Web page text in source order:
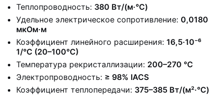
Теплопроводность: 380 Вт/(м·°C)
Удельное электрическое сопротивление: 0,0180
мкОм·м
Коэффициент линейного расширения: 16,5·10⁻⁶
1/°C (20–100°C)
Температура рекристаллизации: 200–270 °C
Электропроводность: ≥ 98% IACS
Коэффициент теплопередачи: 375–385 Вт/(м²·°C)